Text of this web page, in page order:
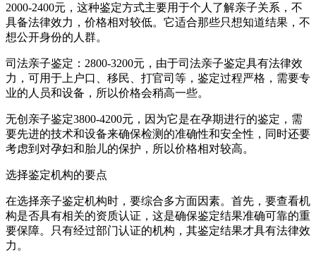
2000-2400元，这种鉴定方式主要用于个人了解亲子关系，不
具备法律效力，价格相对较低。它适合那些只想知道结果，不
想公开身份的人群。
司法亲子鉴定：2800-3200元，由于司法亲子鉴定具有法律效
力，可用于上户口、移民、打官司等，鉴定过程严格，需要专
业的人员和设备，所以价格会稍高一些。
无创亲子鉴定3800-4200元，因为它是在孕期进行的鉴定，需
要先进的技术和设备来确保检测的准确性和安全性，同时还要
考虑到对孕妇和胎儿的保护，所以价格相对较高。
选择鉴定机构的要点
在选择亲子鉴定机构时，要综合多方面因素。首先，要查看机
构是否具有相关的资质认证，这是确保鉴定结果准确可靠的重
要保障。只有经过部门认证的机构，其鉴定结果才具有法律效
力。